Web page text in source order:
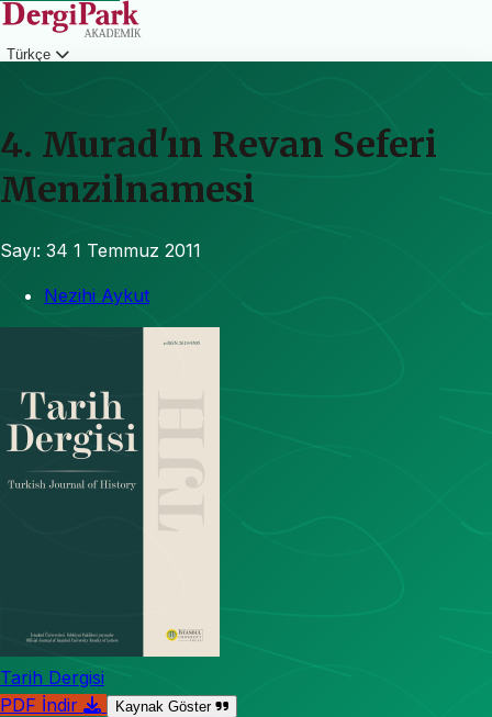
Türkçe
4. Murad'ın Revan Seferi
Menzilnamesi
Sayı: 34 1 Temmuz 2011
Nezihi Aykut
Tarih Dergisi
PDF İndir
Kaynak Göster